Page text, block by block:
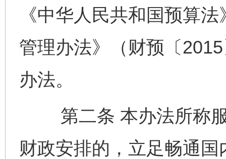
《中华人民共和国预算
管理办法》（财预〔
办法。
第二条 本办法所称服
财政安排的，立足畅通